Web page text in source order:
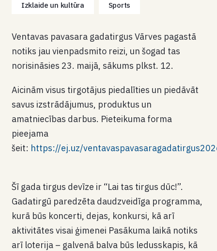
Izklaide un kultūra
Sports
Ventavas pavasara gadatirgus Vārves pagastā
notiks jau vienpadsmito reizi, un šogad tas
norisināsies 23. maijā, sākums plkst. 12.
Aicinām visus tirgotājus piedalīties un piedāvāt
savus izstrādājumus, produktus un
amatniecības darbus. Pieteikuma forma
pieejama
šeit: https://ej.uz/
Šī gada tirgus devīze ir “Lai tas tirgus dūc!”.
Gadatirgū paredzēta daudzveidīga programma,
kurā būs koncerti, dejas, konkursi, kā arī
aktivitātes visai ģimenei Pasākuma laikā notiks
arī loterija – galvenā balva būs ledusskapis, kā